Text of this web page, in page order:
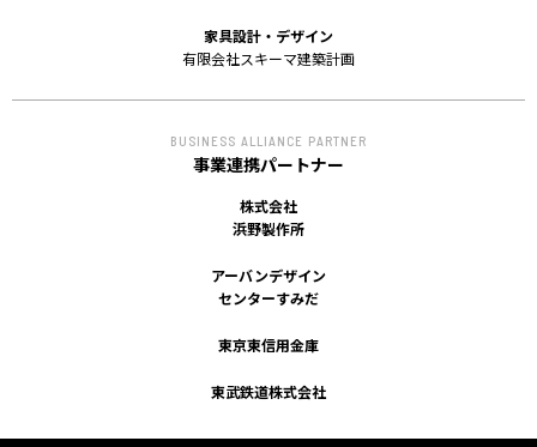
家具設計・デザイン
有限会社スキーマ建築計画
BUSINESS ALLIANCE PARTNER
事業連携パートナー
株式会社
浜野製作所
アーバンデザイン
センターすみだ
東京東信用金庫
東武鉄道株式会社